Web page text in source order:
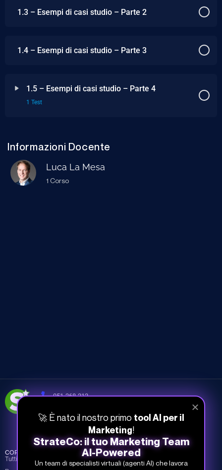
1.3 – Esempi di casi studio – Parte 2
1.4 – Esempi di casi studio – Parte 3
1.5 – Esempi di casi studio – Parte 4
1 Test
Informazioni Docente
Luca La Mesa
1 Corso
051-268-212
Via del Fonditore 12, 40138 Bologna
CORSI
Tutti i corsi
INFO
Piani e prezzi
COMPANY
Chi siamo
🚀 È nato il nostro primo tool AI per il
Marketing!
StrateCo: il tuo Marketing Team
AI-Powered
Un team di specialisti virtuali (agenti AI) che lavora